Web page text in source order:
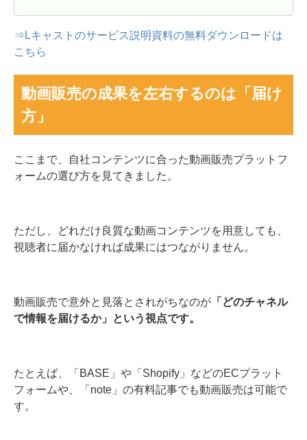
⇒Lキャストのサービス説明資料の無料ダウンロードは
こちら
動画販売の成果を左右するのは「届け
方」
ここまで、自社コンテンツに合った動画販売プラットフ
ォームの選び方を見てきました。
ただし、どれだけ良質な動画コンテンツを用意しても、
視聴者に届かなければ成果にはつながりません。
動画販売で意外と見落とされがちなのが 「どのチャネル
で情報を届けるか」という視点です。
たとえば、「BASE」や「Shopify」などのECプラット
フォームや、「note」の有料記事でも動画販売は可能で
す。